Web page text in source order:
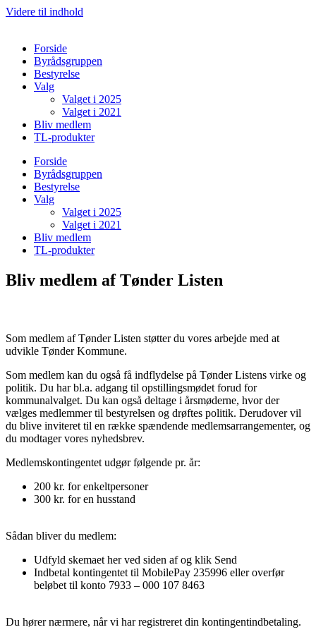
Videre til indhold
Forside
Byrådsgruppen
Bestyrelse
Valg
Valget i 2025
Valget i 2021
Bliv medlem
TL-produkter
Forside
Byrådsgruppen
Bestyrelse
Valg
Valget i 2025
Valget i 2021
Bliv medlem
TL-produkter
Bliv medlem af Tønder Listen
Som medlem af Tønder Listen støtter du vores arbejde med at
udvikle Tønder Kommune.
Som medlem kan du også få indflydelse på Tønder Listens virke og
politik. Du har bl.a. adgang til opstillingsmødet forud for
kommunalvalget. Du kan også deltage i årsmøderne, hvor der
vælges medlemmer til bestyrelsen og drøftes politik. Derudover vil
du blive inviteret til en række spændende medlemsarrangementer, og
du modtager vores nyhedsbrev.
Medlemskontingentet udgør følgende pr. år:
200 kr. for enkeltpersoner
300 kr. for en husstand
Sådan bliver du medlem:
Udfyld skemaet her ved siden af og klik Send
Indbetal kontingentet til MobilePay 235996 eller overfør
beløbet til konto 7933 – 000 107 8463
Du hører nærmere, når vi har registreret din kontingentindbetaling.